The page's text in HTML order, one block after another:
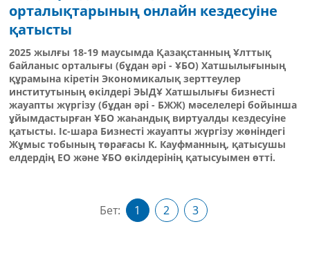
орталықтарының онлайн кездесуіне
қатысты
2025 жылғы 18-19 маусымда Қазақстанның Ұлттық
байланыс орталығы (бұдан әрі - ҰБО) Хатшылығының
құрамына кіретін Экономикалық зерттеулер
институтының өкілдері ЭЫДҰ Хатшылығы бизнесті
жауапты жүргізу (бұдан әрі - БЖЖ) мәселелері бойынша
ұйымдастырған ҰБО жаһандық виртуалды кездесуіне
қатысты. Іс-шара Бизнесті жауапты жүргізу жөніндегі
Жұмыс тобының төрағасы К. Кауфманның, қатысушы
елдердің ЕО және ҰБО өкілдерінің қатысуымен өтті.
Бет: 1 2 3